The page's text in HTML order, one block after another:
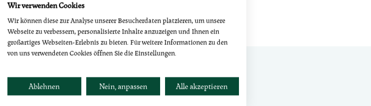
Wir verwenden Cookies
Wir können diese zur Analyse unserer Besucherdaten platzieren, um unsere
Webseite zu verbessern, personalisierte Inhalte anzuzeigen und Ihnen ein
großartiges Webseiten-Erlebnis zu bieten. Für weitere Informationen zu den
von uns verwendeten Cookies öffnen Sie die Einstellungen.
Ablehnen Nein, anpassen Alle akzeptieren
Milch und Milcherzeugnisse (G)
Nährwerttabelle